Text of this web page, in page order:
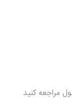
مراجعه کنید